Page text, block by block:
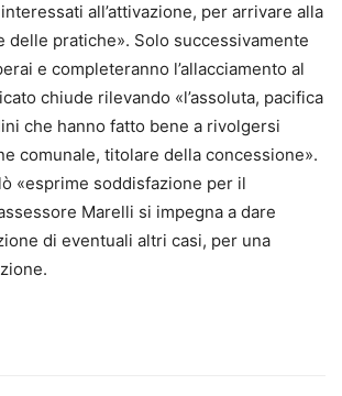
all’attivazione, per arrivare alla
delle pratiche». Solo successivamente
e completeranno l’allacciamento al
chiude rilevando «l’assoluta, pacifica
che hanno fatto bene a rivolgersi
comunale, titolare della concessione».
«esprime soddisfazione per il
Marelli si impegna a dare
di eventuali altri casi, per una